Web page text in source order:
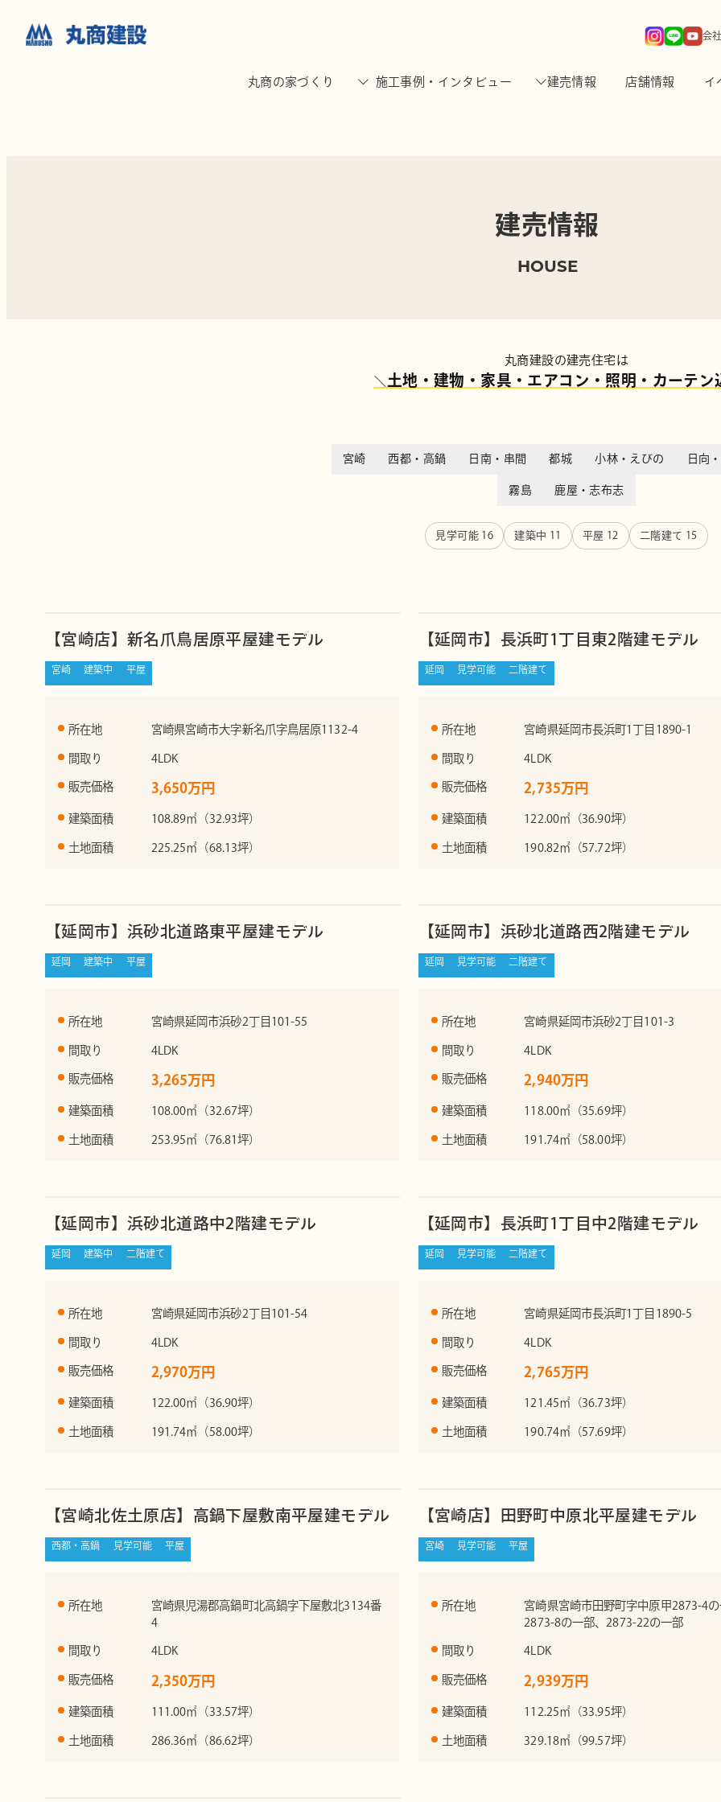
会
丸商の家づくり 施工事例・インタビュー 建売情報 店舗情報 イ
建売情報
HOUSE
丸商建設の建売住宅は
＼ 土地・建物・家具・エアコン・照明・カーテン
宮崎 西都・高鍋 日南・串間 都城 小林・えびの 日向
霧島 鹿屋・志布志
見学可能 16 建築中 11 平屋 12 二階建て 15
【宮崎店】新名爪鳥居原平屋建モデル
宮崎 建築中 平屋
所在地 宮崎県宮崎市大字新名爪字鳥居原1132-4
間取り 4LDK
販売価格 3,650万円
建築面積 108.89㎡（32.93坪）
土地面積 225.25㎡（68.13坪）
【延岡市】長浜町1丁目東2階建モデル
延岡 見学可能 二階建て
所在地 宮崎県延岡市長浜町1丁目1890-1
間取り 4LDK
販売価格 2,735万円
建築面積 122.00㎡（36.90坪）
土地面積 190.82㎡（57.72坪）
【延岡市】浜砂北道路東平屋建モデル
延岡 建築中 平屋
所在地 宮崎県延岡市浜砂2丁目101-55
間取り 4LDK
販売価格 3,265万円
建築面積 108.00㎡（32.67坪）
土地面積 253.95㎡（76.81坪）
【延岡市】浜砂北道路西2階建モデル
延岡 見学可能 二階建て
所在地 宮崎県延岡市浜砂2丁目101-3
間取り 4LDK
販売価格 2,940万円
建築面積 118.00㎡（35.69坪）
土地面積 191.74㎡（58.00坪）
【延岡市】浜砂北道路中2階建モデル
延岡 建築中 二階建て
所在地 宮崎県延岡市浜砂2丁目101-54
間取り 4LDK
販売価格 2,970万円
建築面積 122.00㎡（36.90坪）
土地面積 191.74㎡（58.00坪）
【延岡市】長浜町1丁目中2階建モデル
延岡 見学可能 二階建て
所在地 宮崎県延岡市長浜町1丁目1890-5
間取り 4LDK
販売価格 2,765万円
建築面積 121.45㎡（36.73坪）
土地面積 190.74㎡（57.69坪）
【宮崎北佐土原店】高鍋下屋敷南平屋建モデル
西都・高鍋 見学可能 平屋
所在地
宮崎県児湯郡高鍋町北高鍋字下屋敷北3134番
4
間取り 4LDK
販売価格 2,350万円
建築面積 111.00㎡（33.57坪）
土地面積 286.36㎡（86.62坪）
【宮崎店】田野町中原北平屋建モデル
宮崎 見学可能 平屋
所在地
宮崎県宮崎市田野町字中原甲2873-4
2873-8の一部、2873-22の一部
間取り 4LDK
販売価格 2,939万円
建築面積 112.25㎡（33.95坪）
土地面積 329.18㎡（99.57坪）